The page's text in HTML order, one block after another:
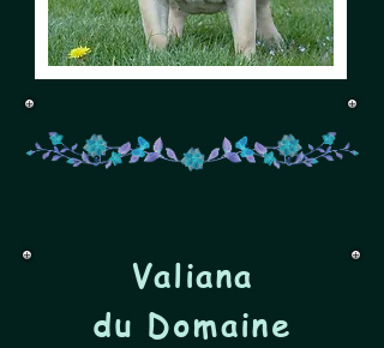
Valiana
du Domaine